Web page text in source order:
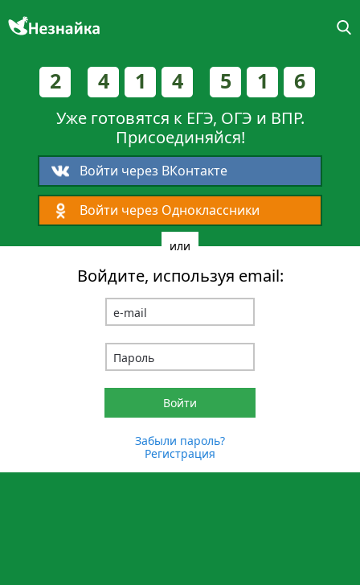
2 4 1 4 5 1 6
Уже готовятся к ЕГЭ, ОГЭ и ВПР.
Присоединяйся!
Войти через ВКонтакте
Войти через Одноклассники
или
Войдите, используя email:
Забыли пароль?
Регистрация